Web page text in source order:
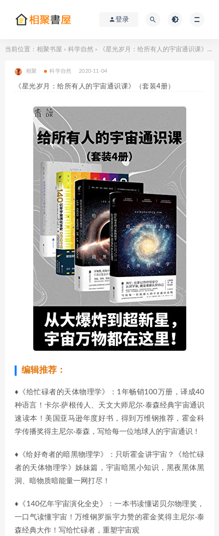
登录
当前位置： 相聚书屋 > 科学自然 > 《星光岁月：给所有人的宇宙通识课》（套装4册）
相聚 科学自然 2020-11-04
《星光岁月：给所有人的宇宙通识课》（套装4册）
编辑推荐：
♦《给忙碌者的天体物理学》：1年畅销100万册，译成40
种语言！卡尔·萨根传人、天文大师尼尔·泰森经典宇宙通识
速读本！美国亚马逊年度好书，得到万维钢推荐，霍金科
学传播奖得主尼尔·泰森，写给每一位地球人的宇宙通识！
♦《给好奇者的暗黑物理学》：只听霍金讲宇宙？《给忙碌
者的天体物理学》姊妹篇，宇宙暗黑小知识，黑夜黑体黑
洞、暗物质暗能量一网打尽！
♦《140亿年宇宙演化全史》：一本书读懂诺贝尔物理奖，
一口气读懂宇宙！万维钢罗振宇力赞的霍金奖得主尼尔·泰
森经典大作！写给忙碌者，重塑宇宙观